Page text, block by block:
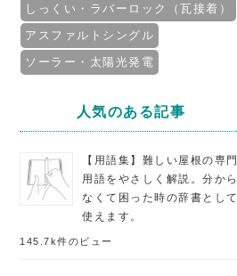
しっくい・ラバーロック（瓦接着）
アスファルトシングル
ソーラー・太陽光発電
人気のある記事
【用語集】難しい屋根の専門
用語をやさしく解説。分から
なくて困った時の辞書として
使えます。
145.7k件のビュー